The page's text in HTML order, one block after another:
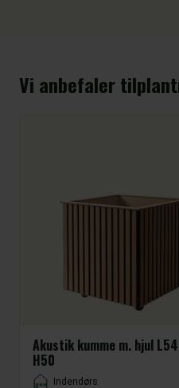
Vi anbefaler
Akustik kumme m. hjul
H50
Placement
Indendørs